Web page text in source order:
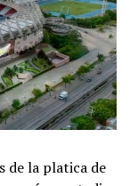
de la platica de